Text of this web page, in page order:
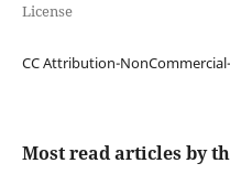
License
CC Attribution-
Most read articles by